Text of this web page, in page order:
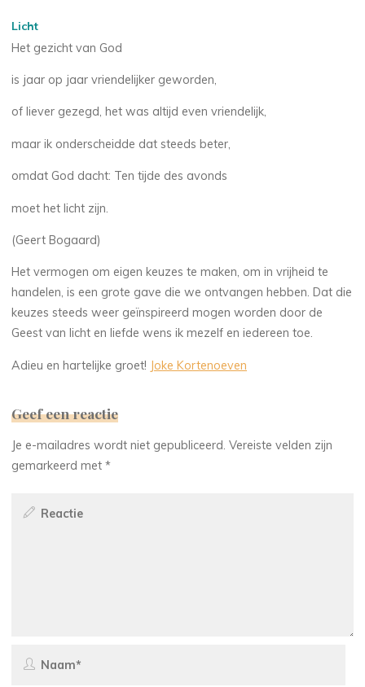
Licht
Het gezicht van God
is jaar op jaar vriendelijker geworden,
of liever gezegd, het was altijd even vriendelijk,
maar ik onderscheidde dat steeds beter,
omdat God dacht: Ten tijde des avonds
moet het licht zijn.
(Geert Bogaard)
Het vermogen om eigen keuzes te maken, om in vrijheid te
handelen, is een grote gave die we ontvangen hebben. Dat die
keuzes steeds weer geïnspireerd mogen worden door de
Geest van licht en liefde wens ik mezelf en iedereen toe.
Adieu en hartelijke groet! Joke Kortenoeven
Geef een reactie
Je e-mailadres wordt niet gepubliceerd. Vereiste velden zijn
gemarkeerd met*